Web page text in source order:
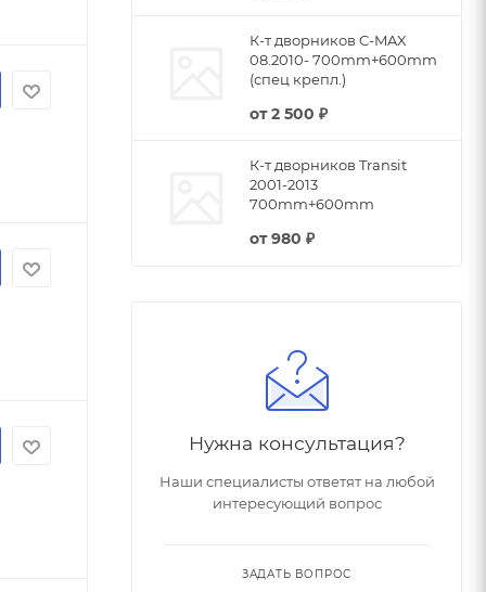
К-т дворников C-MAX
08.2010- 700mm+600mm
(спец крепл.)
от2 500 ₽
К-т дворников Transit
2001-2013
700mm+600mm
от980 ₽
Нужна консультация?
Наши специалисты ответят на любой
интересующий вопрос
ЗАДАТЬ ВОПРОС